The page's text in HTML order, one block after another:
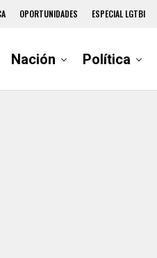
OPORTUNIDADES ESPECIAL LGTBI
Nación Política